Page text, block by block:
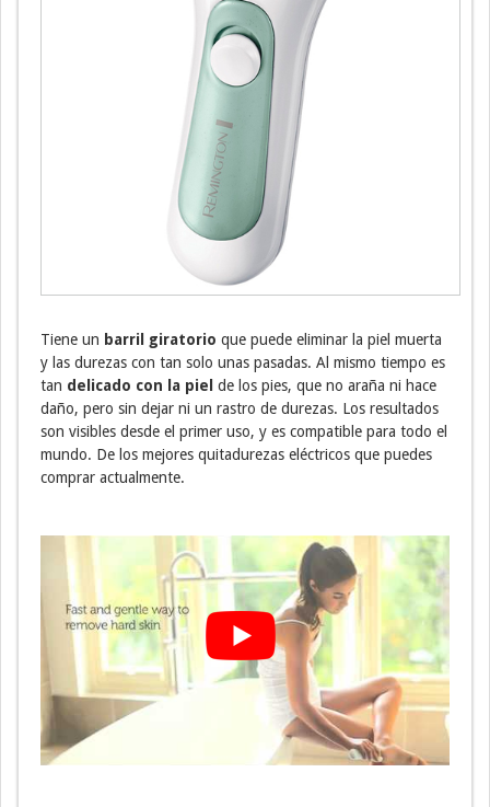
Tiene un barril giratorio que puede eliminar la piel muerta
y las durezas con tan solo unas pasadas. Al mismo tiempo es
tan delicado con la piel de los pies, que no araña ni hace
daño, pero sin dejar ni un rastro de durezas. Los resultados
son visibles desde el primer uso, y es compatible para todo el
mundo. De los mejores quitadurezas eléctricos que puedes
comprar actualmente.